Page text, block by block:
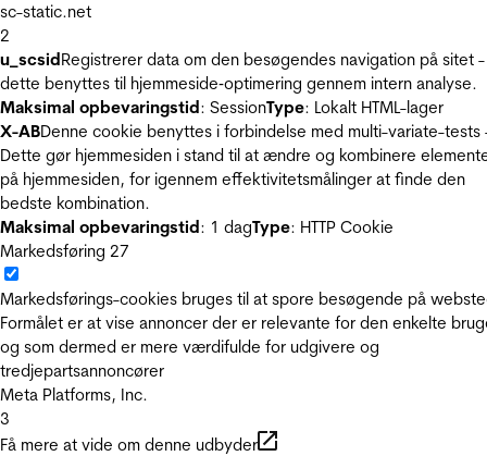
sc-static.net
2
u_scsidRegistrerer data om den besøgendes navigation på sitet -
dette benyttes til hjemmeside‐optimering gennem intern analyse.
Maksimal opbevaringstid: SessionType: Lokalt HTML-lager
X-ABDenne cookie benyttes i forbindelse med multi-variate-tests
Dette gør hjemmesiden i stand til at ændre og kombinere
på hjemmesiden, for igennem effektivitetsmålinger at finde den
bedste kombination.
Maksimal opbevaringstid: 1 dagType: HTTP Cookie
Markedsføring 27
Markedsførings-cookies bruges til at spore besøgende på
Formålet er at vise annoncer der er relevante for den enkelte
og som dermed er mere værdifulde for udgivere og
tredjepartsannoncører
Meta Platforms, Inc.
3
Få mere at vide om denne udbyder